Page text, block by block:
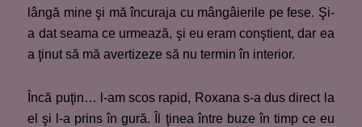
lângă mine şi mă încuraja cu mângâierile pe fese. Şi-
a dat seama ce urmează, şi eu eram conştient, dar ea
a ţinut să mă avertizeze să nu termin în interior.
Încă puţin… l-am scos rapid, Roxana s-a dus direct la
el şi l-a prins în gură. Îl ţinea între buze în timp ce eu